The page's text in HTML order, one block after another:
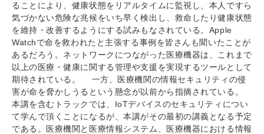
ることにより、健康状態をリアルタイムに監視し、本人ですら
気づかない危険な兆候をいち早く検出し、救命したり健康状態
を維持・改善するようにする試みもなされている。Apple
Watchで命を救われたと主張する事例を皆さんも聞いたことが
あるだろう。ネットワークにつながった医療機器は、これまで
以上の医療・健康に関する管理や支援を実現するツールとして
期待されている。 一方、医療機関の情報セキュリティの侵
害が命を脅かしうるという懸念が以前から指摘されている。
本講を含むトラックでは、IoTデバイスのセキュリティについ
て学んで頂くことになるが、本講がその最初の講義となる予定
である。医療機関と医療情報システム、医療機器における情報